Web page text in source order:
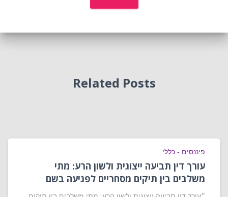
Related Posts
פיננסים - כללי
עורך דין תביעה ייצוגית ולשון הרע: מתי
משלבים בין תיקים מסחריים לפגיעה בשם